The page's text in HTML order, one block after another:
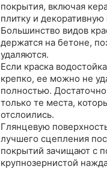
покрытия, включая
плитку и декоративную
Большинство видов
держатся на бетоне,
удаляются.
Если краска
крепко, ее можно не
полностью.
только те места,
отслоились.
Глянцевую
лучшего сцепления
покрытий зачищают с
крупнозернистой